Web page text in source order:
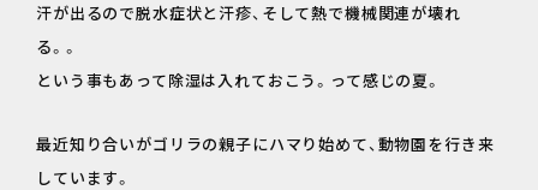
汗が出るので脱水症状と汗疹、そして熱で機械関連が壊れ
る。。
という事もあって除湿は入れておこう。って感じの夏。
最近知り合いがゴリラの親子にハマり始めて、動物園を行き来
しています。